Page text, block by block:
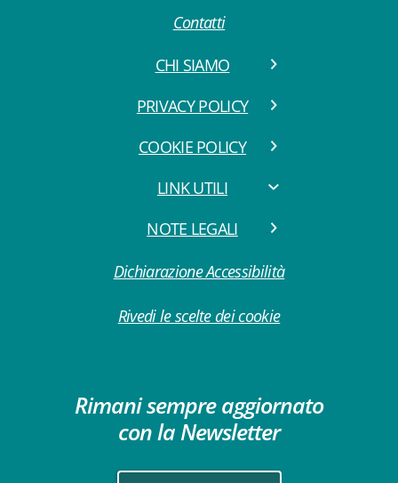
Contatti
CHI SIAMO
PRIVACY POLICY
COOKIE POLICY
LINK UTILI
NOTE LEGALI
Dichiarazione Accessibilità
Rivedi le scelte dei cookie
Rimani sempre aggiornato
con la Newsletter